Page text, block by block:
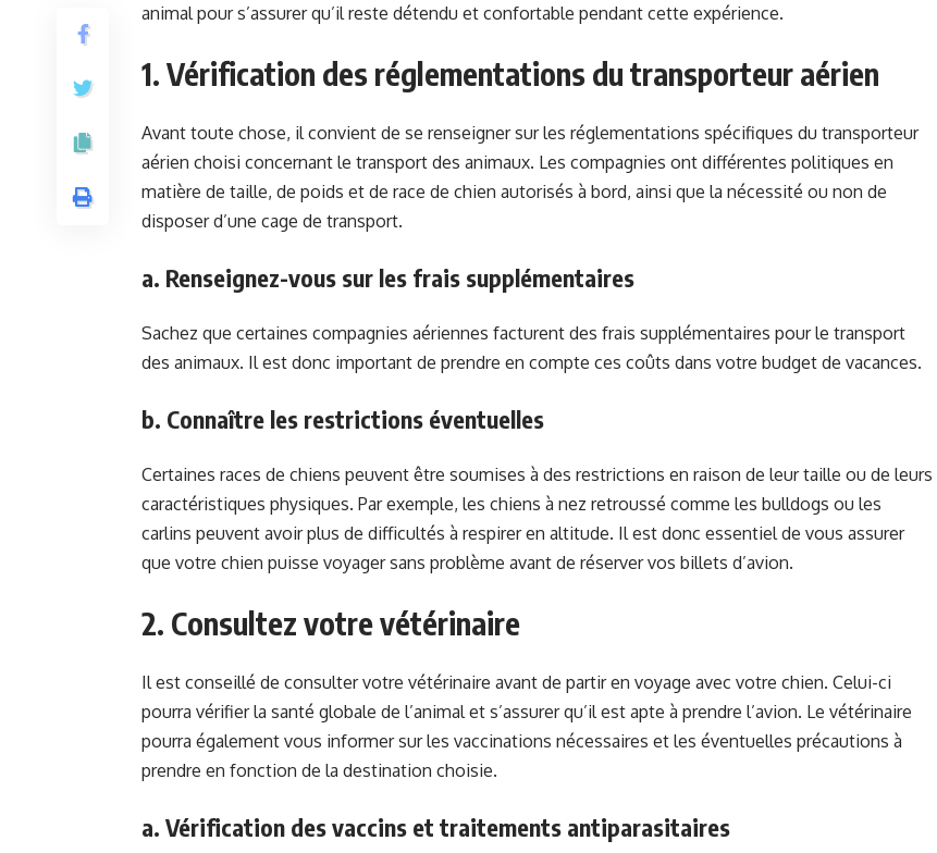
animal pour s’assurer qu’il reste détendu et confortable pendant cette expérience.
1. Vérification des réglementations du transporteur aérien
Avant toute chose, il convient de se renseigner sur les réglementations spécifiques du transporteur
aérien choisi concernant le transport des animaux. Les compagnies ont différentes politiques en
matière de taille, de poids et de race de chien autorisés à bord, ainsi que la nécessité ou non de
disposer d’une cage de transport.
a. Renseignez-vous sur les frais supplémentaires
Sachez que certaines compagnies aériennes facturent des frais supplémentaires pour le transport
des animaux. Il est donc important de prendre en compte ces coûts dans votre budget de vacances.
b. Connaître les restrictions éventuelles
Certaines races de chiens peuvent être soumises à des restrictions en raison de leur taille ou de leurs
caractéristiques physiques. Par exemple, les chiens à nez retroussé comme les bulldogs ou les
carlins peuvent avoir plus de difficultés à respirer en altitude. Il est donc essentiel de vous assurer
que votre chien puisse voyager sans problème avant de réserver vos billets d’avion.
2. Consultez votre vétérinaire
Il est conseillé de consulter votre vétérinaire avant de partir en voyage avec votre chien. Celui-ci
pourra vérifier la santé globale de l’animal et s’assurer qu’il est apte à prendre l’avion. Le vétérinaire
pourra également vous informer sur les vaccinations nécessaires et les éventuelles précautions à
prendre en fonction de la destination choisie.
a. Vérification des vaccins et traitements antiparasitaires